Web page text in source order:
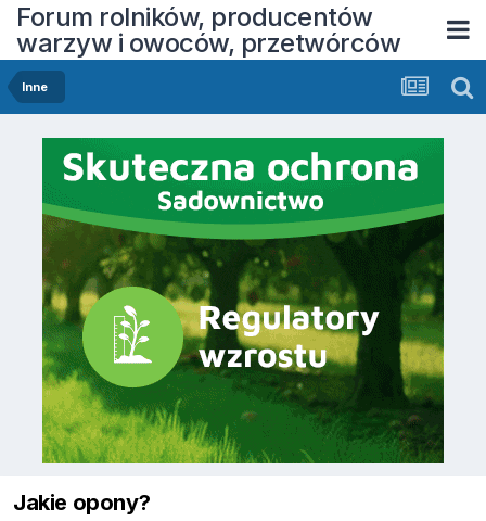
Forum rolników, producentów
warzyw i owoców, przetwórców
Inne
Jakie opony?